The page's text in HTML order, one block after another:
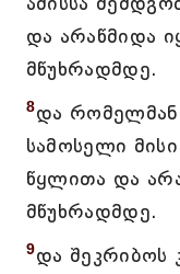
და არაწმიდა
მწუხრადმდე.
8და რომელმან
სამოსელი
წყლითა და
მწუხრადმდე.
9და შეკრიბოს